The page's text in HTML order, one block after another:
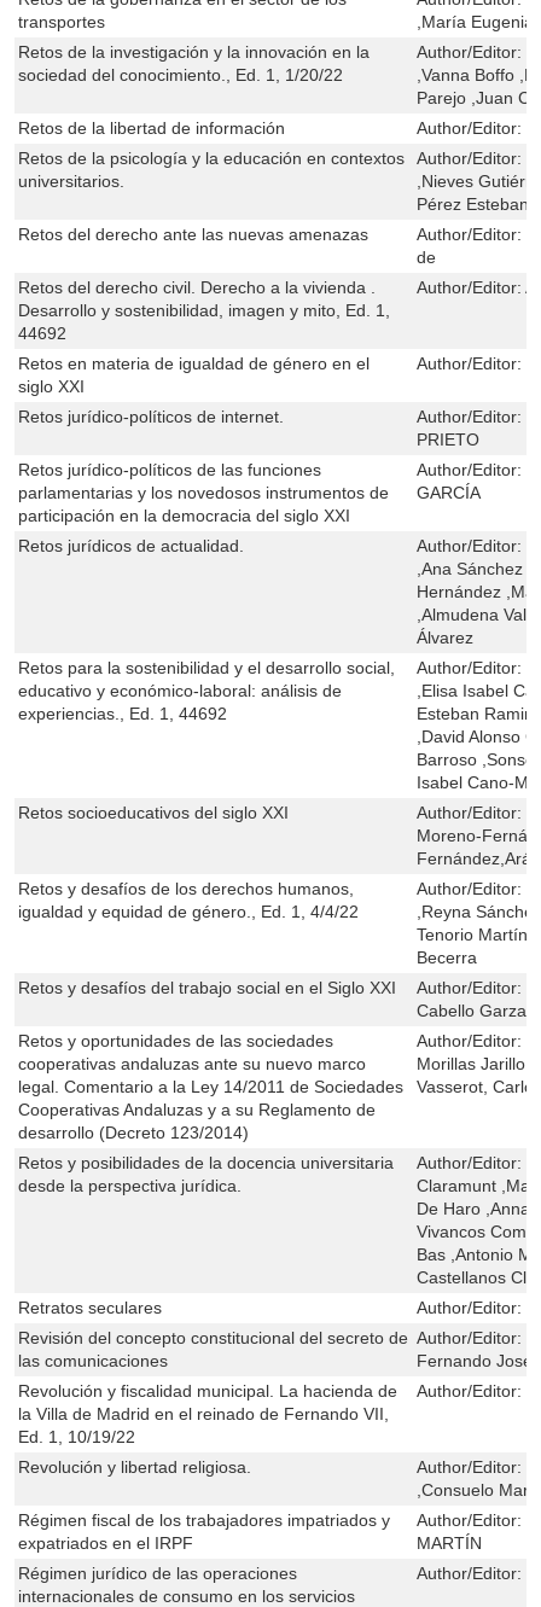
transportes
,María Eugenia
Retos de la investigación y la innovación en la
sociedad del conocimiento., Ed. 1, 1/20/22
Author/Editor:
,Vanna Boffo
Parejo ,Juan
Retos de la libertad de información
Author/Editor:
Retos de la psicología y la educación en contextos
universitarios.
Author/Editor:
,Nieves
Pérez Esteban
Retos del derecho ante las nuevas amenazas
Author/Editor:
de
Retos del derecho civil. Derecho a la vivienda .
Desarrollo y sostenibilidad, imagen y mito, Ed. 1,
44692
Author/Editor:
Retos en materia de igualdad de género en el
siglo XXI
Author/Editor:
Retos jurídico-políticos de internet. Author/Editor:
PRIETO
Retos jurídico-políticos de las funciones
parlamentarias y los novedosos instrumentos de
participación en la democracia del siglo XXI
Author/Editor:
GARCÍA
Retos jurídicos de actualidad. Author/Editor:
,Ana Sánchez
Hernández
,Almudena
Álvarez
Retos para la sostenibilidad y el desarrollo social,
educativo y económico-laboral: análisis de
experiencias., Ed. 1, 44692
Author/Editor:
,Elisa Isabel
Esteban
,David Alonso
Barroso
Isabel Cano-
Retos socioeducativos del siglo XXI
Author/Editor:
Moreno-
Retos y desafíos de los derechos humanos,
igualdad y equidad de género., Ed. 1, 4/4/22
Author/Editor:
,Reyna
Tenorio
Becerra
Retos y desafíos del trabajo social en el Siglo XXI
Author/Editor:
Cabello Garza,
Retos y oportunidades de las sociedades
cooperativas andaluzas ante su nuevo marco
legal. Comentario a la Ley 14/2011 de Sociedades
Cooperativas Andaluzas y a su Reglamento de
desarrollo (Decreto 123/2014)
Author/Editor:
Morillas Jarillo,
Vasserot,
Retos y posibilidades de la docencia universitaria
desde la perspectiva jurídica.
Author/Editor:
Claramunt
De Haro ,Anna
Vivancos
Bas ,Antonio
Castellanos
Retratos seculares
Author/Editor:
Revisión del concepto constitucional del secreto de
las comunicaciones
Author/Editor:
Fernando José
Revolución y fiscalidad municipal. La hacienda de
la Villa de Madrid en el reinado de Fernando VII,
Ed. 1, 10/19/22
Author/Editor:
Revolución y libertad religiosa. Author/Editor:
,Consuelo
Régimen fiscal de los trabajadores impatriados y
expatriados en el IRPF
Author/Editor:
MARTÍN
Régimen jurídico de las operaciones
internacionales de consumo en los servicios
Author/Editor: